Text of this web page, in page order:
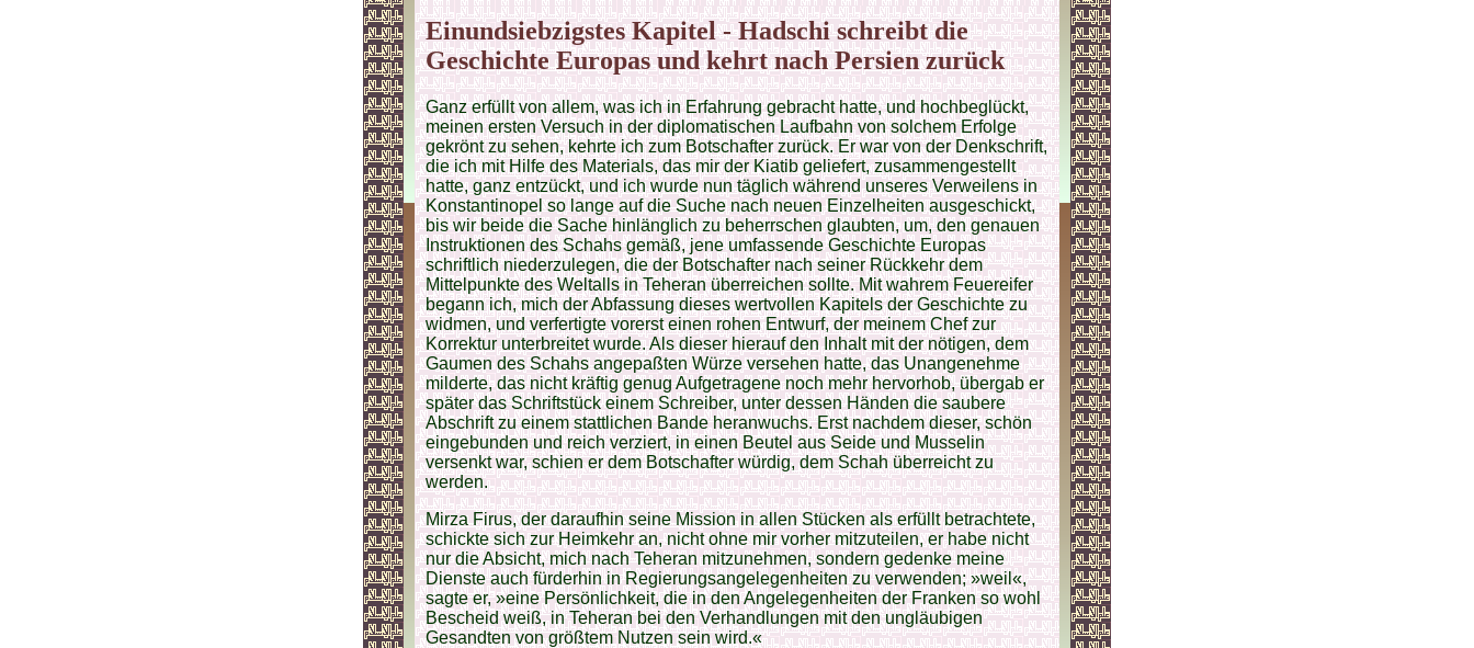
Einundsiebzigstes Kapitel - Hadschi schreibt die
Geschichte Europas und kehrt nach Persien zurück
Ganz erfüllt von allem, was ich in Erfahrung gebracht hatte, und hochbeglückt,
meinen ersten Versuch in der diplomatischen Laufbahn von solchem Erfolge
gekrönt zu sehen, kehrte ich zum Botschafter zurück. Er war von der Denkschrift,
die ich mit Hilfe des Materials, das mir der Kiatib geliefert, zusammengestellt
hatte, ganz entzückt, und ich wurde nun täglich während unseres Verweilens in
Konstantinopel so lange auf die Suche nach neuen Einzelheiten ausgeschickt,
bis wir beide die Sache hinlänglich zu beherrschen glaubten, um, den genauen
Instruktionen des Schahs gemäß, jene umfassende Geschichte Europas
schriftlich niederzulegen, die der Botschafter nach seiner Rückkehr dem
Mittelpunkte des Weltalls in Teheran überreichen sollte. Mit wahrem Feuereifer
begann ich, mich der Abfassung dieses wertvollen Kapitels der Geschichte zu
widmen, und verfertigte vorerst einen rohen Entwurf, der meinem Chef zur
Korrektur unterbreitet wurde. Als dieser hierauf den Inhalt mit der nötigen, dem
Gaumen des Schahs angepaßten Würze versehen hatte, das Unangenehme
milderte, das nicht kräftig genug Aufgetragene noch mehr hervorhob, übergab er
später das Schriftstück einem Schreiber, unter dessen Händen die saubere
Abschrift zu einem stattlichen Bande heranwuchs. Erst nachdem dieser, schön
eingebunden und reich verziert, in einen Beutel aus Seide und Musselin
versenkt war, schien er dem Botschafter würdig, dem Schah überreicht zu
werden.
Mirza Firus, der daraufhin seine Mission in allen Stücken als erfüllt betrachtete,
schickte sich zur Heimkehr an, nicht ohne mir vorher mitzuteilen, er habe nicht
nur die Absicht, mich nach Teheran mitzunehmen, sondern gedenke meine
Dienste auch fürderhin in Regierungsangelegenheiten zu verwenden; »weil«,
sagte er, »eine Persönlichkeit, die in den Angelegenheiten der Franken so wohl
Bescheid weiß, in Teheran bei den Verhandlungen mit den ungläubigen
Gesandten von größtem Nutzen sein wird.«